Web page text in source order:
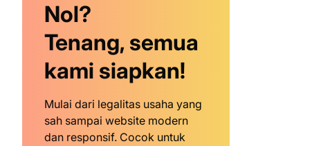
Nol?
Tenang, semua
kami siapkan!
Mulai dari legalitas usaha yang
sah sampai website modern
dan responsif. Cocok untuk